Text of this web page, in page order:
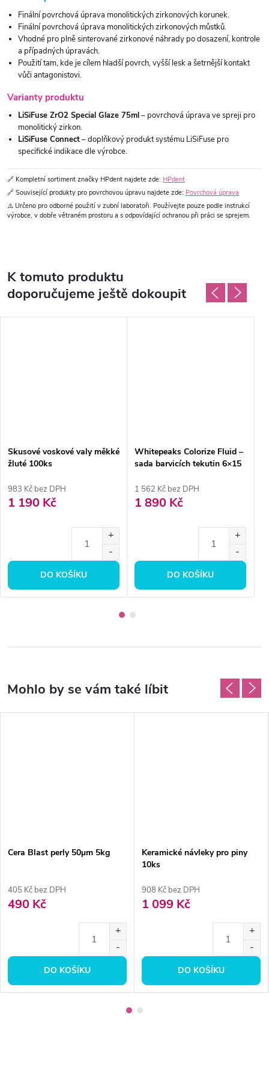
Finální povrchová úprava monolitických zirkonových korunek.
Finální povrchová úprava monolitických zirkonových můstků.
Vhodné pro plně sinterované zirkonové náhrady po dosazení, kontrole
a případných úpravách.
Použití tam, kde je cílem hladší povrch, vyšší lesk a šetrnější kontakt
vůči antagonistovi.
Varianty produktu
LiSiFuse ZrO2 Special Glaze 75ml– povrchová úprava ve spreji pro
monolitický zirkon.
LiSiFuse Connect– doplňkový produkt systému LiSiFuse pro
specifické indikace dle výrobce.
🔗 Kompletní sortiment značky HPdent najdete zde: HPdent
🔗 Související produkty pro povrchovou úpravu najdete zde: Povrchová úprava
⚠️ Určeno pro odborné použití v zubní laboratoři. Používejte pouze podle instrukcí
výrobce, v dobře větraném prostoru a s odpovídající ochranou při práci se sprejem.
K tomuto produktu
doporučujeme ještě dokoupit
Skusové voskové valy měkké
žluté 100ks
983 Kč bez DPH
1 190 Kč
DO KOŠÍKU
Whitepeaks Colorize Fluid –
sada barvicích tekutin 6×15
1 562 Kč bez DPH
1 890 Kč
DO KOŠÍKU
Cera Blast perly 50µm 5kg
405 Kč bez DPH
490 Kč
DO KOŠÍKU
Keramické návleky pro piny
10ks
908 Kč bez DPH
1 099 Kč
DO KOŠÍKU